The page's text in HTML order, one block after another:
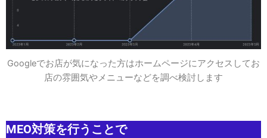
Googleでお店が気になった方はホームページにアクセスしてお
店の雰囲気やメニューなどを調べ検討します
MEO対策を行うことで